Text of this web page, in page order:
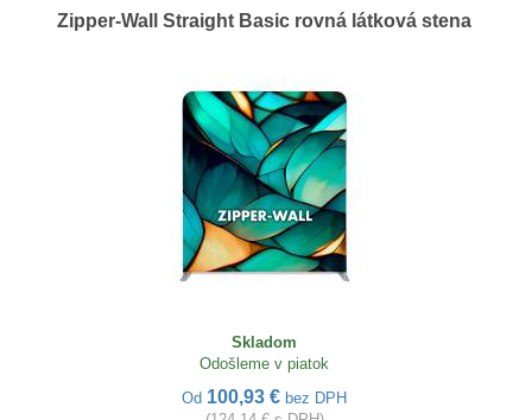
Zipper-Wall Straight Basic rovná látková stena
Skladom
Odošleme v piatok
Od 100,93 € bez DPH